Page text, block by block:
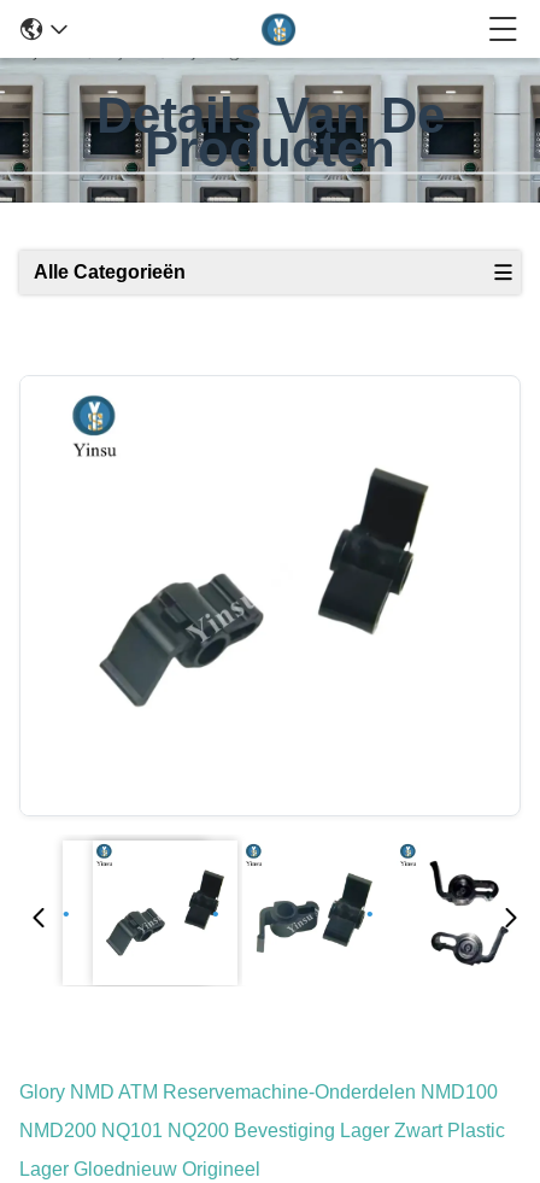
Details Van De
Producten
Alle Categorieën
Glory NMD ATM Reservemachine-Onderdelen NMD100
NMD200 NQ101 NQ200 Bevestiging Lager Zwart Plastic
Lager Gloednieuw Origineel